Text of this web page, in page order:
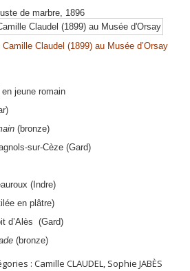
de marbre, 1896
Camille Claudel (1899) au Musée d’Orsay
jeune romain
(bronze)
sur-Cèze (Gard)
(Indre)
en plâtre)
d’Alès (Gard)
(bronze)
:Camille CLAUDEL, Sophie JABÈS